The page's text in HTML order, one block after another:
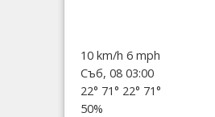
10 km/h 6 mph
Съб, 08 03:00
22° 71° 22° 71°
50%